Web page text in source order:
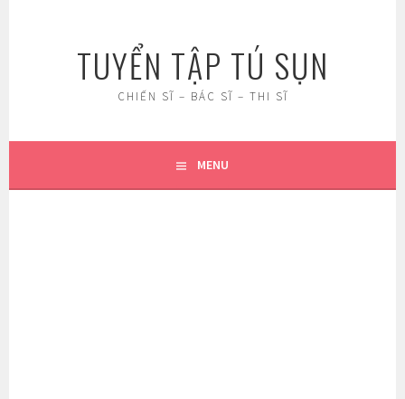
TUYỂN TẬP TÚ SỤN
CHIẾN SĨ – BÁC SĨ – THI SĨ
MENU